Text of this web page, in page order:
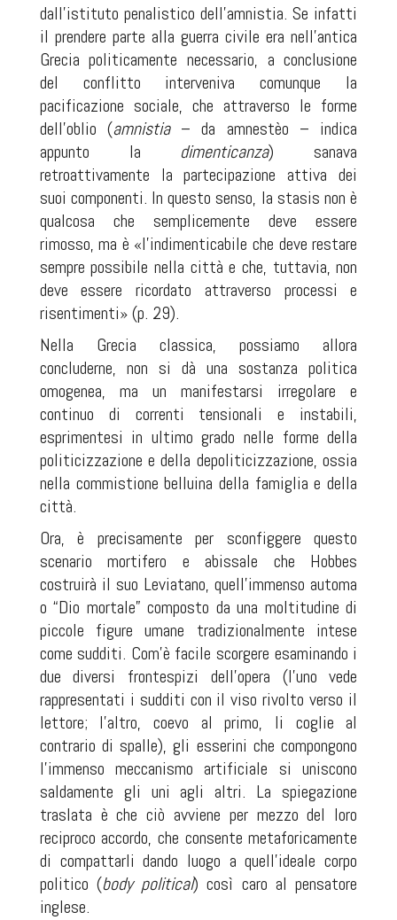
dall’istituto penalistico dell’amnistia. Se infatti
il prendere parte alla guerra civile era nell’antica
Grecia politicamente necessario, a conclusione
del conflitto interveniva comunque la
pacificazione sociale, che attraverso le forme
dell’oblio (amnistia– da amnestèo – indica
appunto la dimenticanza) sanava
retroattivamente la partecipazione attiva dei
suoi componenti. In questo senso, la stasis non è
qualcosa che semplicemente deve essere
rimosso, ma è «l’indimenticabile che deve restare
sempre possibile nella città e che, tuttavia, non
deve essere ricordato attraverso processi e
risentimenti» (p. 29).
Nella Grecia classica, possiamo allora
concluderne, non si dà una sostanza politica
omogenea, ma un manifestarsi irregolare e
continuo di correnti tensionali e instabili,
esprimentesi in ultimo grado nelle forme della
politicizzazione e della depoliticizzazione, ossia
nella commistione belluina della famiglia e della
città.
Ora, è precisamente per sconfiggere questo
scenario mortifero e abissale che Hobbes
costruirà il suo Leviatano, quell’immenso automa
o “Dio mortale” composto da una moltitudine di
piccole figure umane tradizionalmente intese
come sudditi. Com’è facile scorgere esaminando i
due diversi frontespizi dell’opera (l’uno vede
rappresentati i sudditi con il viso rivolto verso il
lettore; l’altro, coevo al primo, li coglie al
contrario di spalle), gli esserini che compongono
l’immenso meccanismo artificiale si uniscono
saldamente gli uni agli altri. La spiegazione
traslata è che ciò avviene per mezzo del loro
reciproco accordo, che consente metaforicamente
di compattarli dando luogo a quell’ideale corpo
politico (body political) così caro al pensatore
inglese.